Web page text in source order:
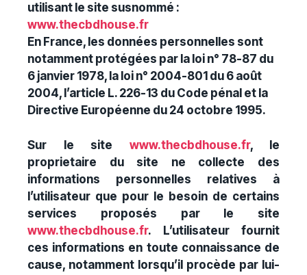
utilisant le site susnommé :
www.thecbdhouse.fr
En France, les données personnelles sont
notamment protégées par la loi n° 78-87 du
6 janvier 1978, la loi n° 2004-801 du 6 août
2004, l’article L. 226-13 du Code pénal et la
Directive Européenne du 24 octobre 1995.
Sur le site www.thecbdhouse.fr, le
proprietaire du site ne collecte des
informations personnelles relatives à
l’utilisateur que pour le besoin de certains
services proposés par le site
www.thecbdhouse.fr. L’utilisateur fournit
ces informations en toute connaissance de
cause, notamment lorsqu’il procède par lui-